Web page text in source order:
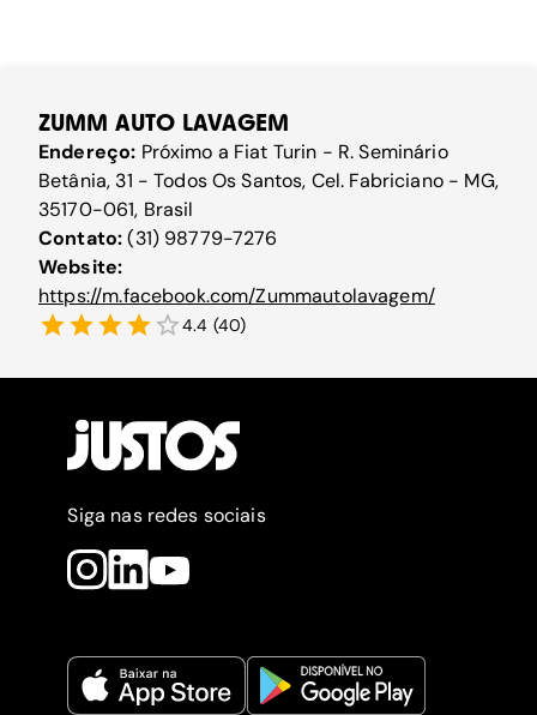
ZUMM AUTO LAVAGEM
Endereço: Próximo a Fiat Turin - R. Seminário
Betânia, 31 - Todos Os Santos, Cel. Fabriciano - MG,
35170-061, Brasil
Contato:(31) 98779-7276
Website:
https://m.facebook.com/Zummautolavagem/
4.4 (40)
Siga nas redes sociais